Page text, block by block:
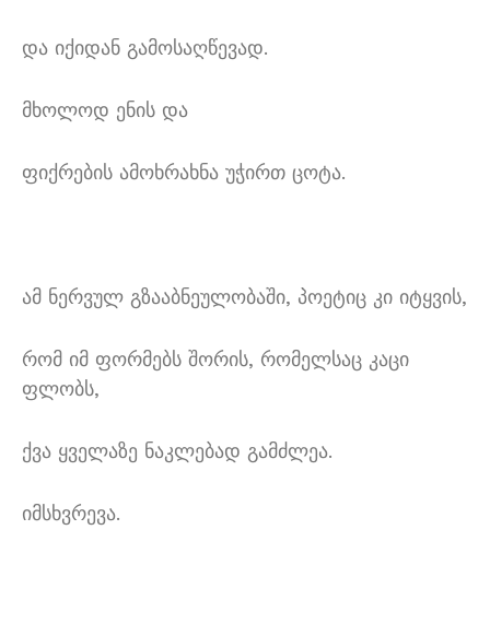
და იქიდან გამოსაღწევად.
მხოლოდ ენის და
ფიქრების ამოხრახნა უჭირთ ცოტა.
ამ ნერვულ გზააბნეულობაში, პოეტიც კი იტყვის,
რომ იმ ფორმებს შორის, რომელსაც კაცი
ფლობს,
ქვა ყველაზე ნაკლებად გამძლეა.
იმსხვრევა.